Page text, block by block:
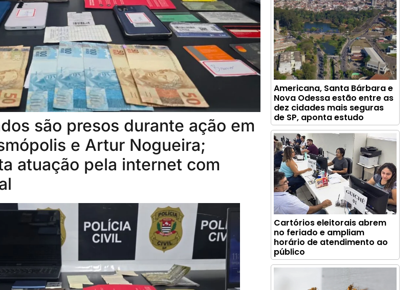
são presos durante ação em
e Artur Nogueira;
atuação pela internet com
Americana, Santa Bárbara e
Nova Odessa estão entre as
dez cidades mais seguras
de SP, aponta estudo
Cartórios eleitorais abrem
no feriado e ampliam
horário de atendimento ao
público